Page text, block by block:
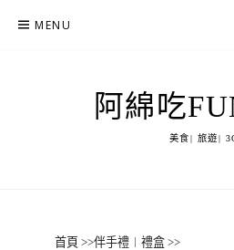
MENU
阿綿吃
美食| 旅遊|
首頁 >>伴手禮︱禮盒 >>